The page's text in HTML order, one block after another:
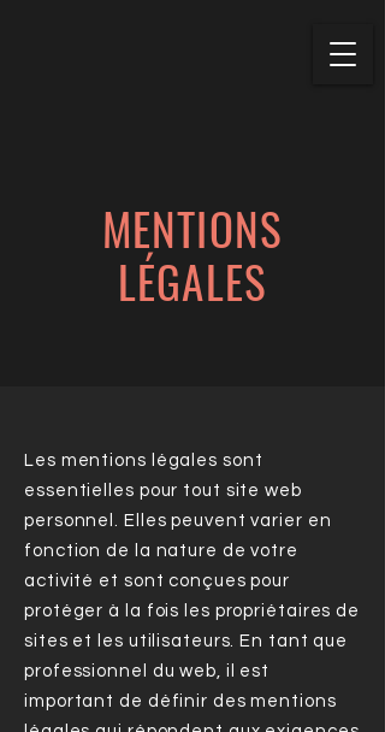
MENTIONS
LÉGALES
Les mentions légales sont
essentielles pour tout site web
personnel. Elles peuvent varier en
fonction de la nature de votre
activité et sont conçues pour
protéger à la fois les propriétaires de
sites et les utilisateurs. En tant que
professionnel du web, il est
important de définir des mentions